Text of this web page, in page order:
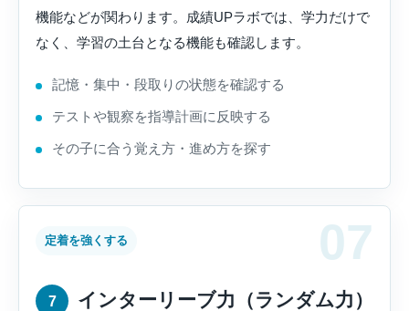
機能などが関わります。成績UPラボでは、学力だけで
なく、学習の土台となる機能も確認します。
記憶・集中・段取りの状態を確認する
テストや観察を指導計画に反映する
その子に合う覚え方・進め方を探す
定着を強くする
7 インターリーブ力（ランダム力）